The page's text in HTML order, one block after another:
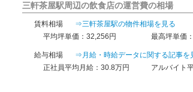
三軒茶屋駅周辺の飲食店の運営費の相場
賃料相場
⇒三軒茶屋駅の物件相場を見る
平均坪単価：32,256円
最高坪単価
給与相場
⇒月給・時給データに関する記事を
正社員平均月給：30.8万円
アルバイト